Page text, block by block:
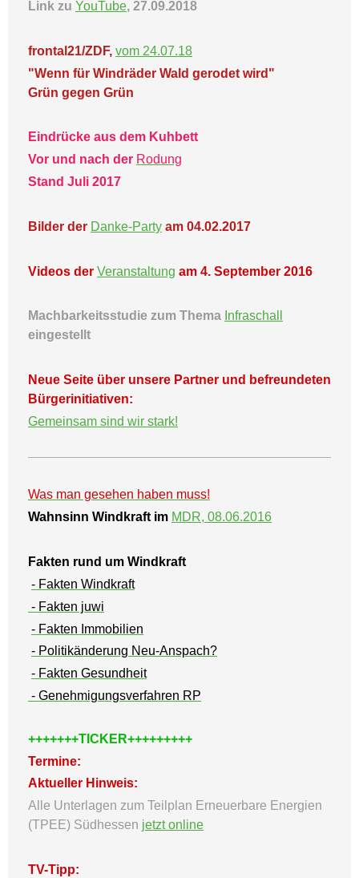
Link zu YouTube, 27.09.2018
frontal21/ZDF, vom 24.07.18
"Wenn für Windräder Wald gerodet wird"
Grün gegen Grün
Eindrücke aus dem Kuhbett
Vor und nach der Rodung
Stand Juli 2017
Bilder der Danke-Party am 04.02.2017
Videos der Veranstaltung am 4. September 2016
Machbarkeitsstudie zum Thema Infraschall
eingestellt
Neue Seite über unsere Partner und befreundeten
Bürgerinitiativen:
Gemeinsam sind wir stark!
Was man gesehen haben muss!
Wahnsinn Windkraft im MDR, 08.06.2016
Fakten rund um Windkraft
- Fakten Windkraft
- Fakten juwi
- Fakten Immobilien
- Politikänderung Neu-Anspach?
- Fakten Gesundheit
- Genehmigungsverfahren RP
+++++++TICKER+++++++++
Termine:
Aktueller Hinweis:
Alle Unterlagen zum Teilplan Erneuerbare Energien
(TPEE) Südhessen jetzt online
TV-Tipp: